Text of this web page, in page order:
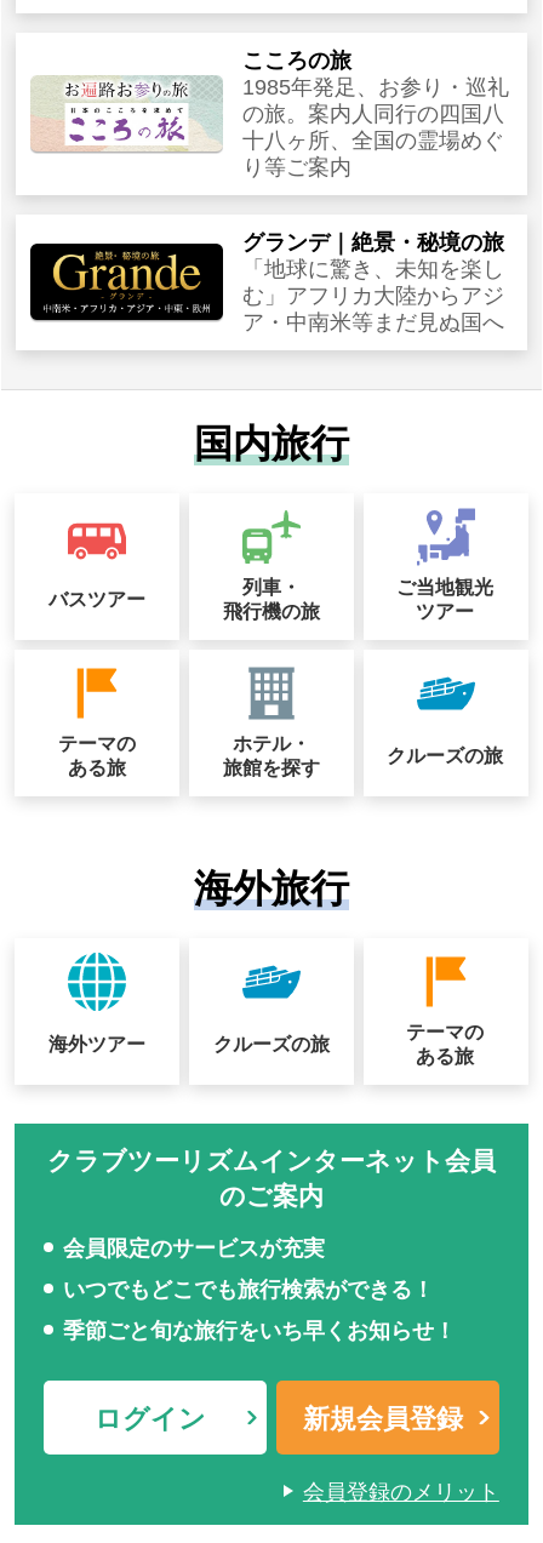
こころの旅
1985年発足、お参り・巡礼
の旅。案内人同行の四国八
十八ヶ所、全国の霊場めぐ
り等ご案内
グランデ｜絶景・秘境の旅
「地球に驚き、未知を楽し
む」アフリカ大陸からアジ
ア・中南米等まだ見ぬ国へ
国内旅行
バスツアー
列車・
飛行機の旅
ご当地観光
ツアー
テーマの
ある旅
ホテル・
旅館を探す
クルーズの旅
海外旅行
海外ツアー クルーズの旅
テーマの
ある旅
クラブツーリズムインターネット会員
のご案内
会員限定のサービスが充実
いつでもどこでも旅行検索ができる！
季節ごと旬な旅行をいち早くお知らせ！
ログイン 新規会員登録
会員登録のメリット